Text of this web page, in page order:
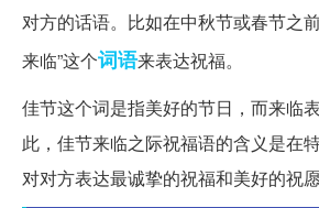
对方的话语。比如在中秋节或春节之
来临”这个词语来表达祝福。
佳节这个词是指美好的节日，而来临
此，佳节来临之际祝福语的含义是在
对对方表达最诚挚的祝福和美好的祝愿